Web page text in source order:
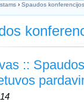
› Spaudos konferencijos
::